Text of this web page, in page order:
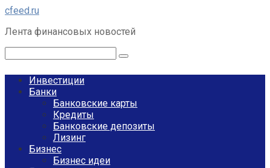
Перейти
контенту
cfeed.ru
Лента финансовых новостей
Инвестиции
Банки
Банковские карты
Кредиты
Банковские депозиты
Лизинг
Бизнес
Бизнес идеи